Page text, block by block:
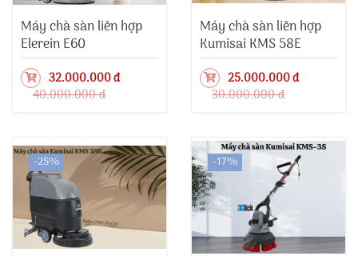
Máy chà sàn liên hợp
Elerein E60
32.000.000 đ
40.000.000 đ
Máy chà sàn liên hợp
Kumisai KMS 58E
25.000.000 đ
30.000.000 đ
-25% -17%